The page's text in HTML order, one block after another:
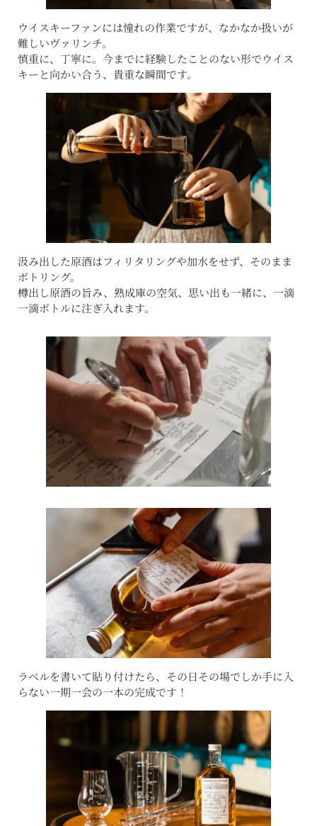
ウイスキーファンには憧れの作業ですが、なかなか扱いが
難しいヴァリンチ。
慎重に、丁寧に。今までに経験したことのない形でウイス
キーと向かい合う、貴重な瞬間です。
汲み出した原酒はフィリタリングや加水をせず、そのまま
ボトリング。
樽出し原酒の旨み、熟成庫の空気、思い出も一緒に、一滴
一滴ボトルに注ぎ入れます。
ラベルを書いて貼り付けたら、その日その場でしか手に入
らない一期一会の一本の完成です！